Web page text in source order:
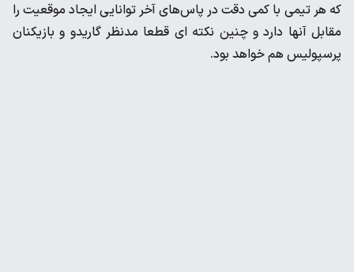
که هر تیمی با کمی دقت در پاس‌های آخر توانایی ایجاد موقعیت را
مقابل آنها دارد و چنین نکته ای قطعا مدنظر گاریدو و بازیکنان
پرسپولیس هم خواهد بود.